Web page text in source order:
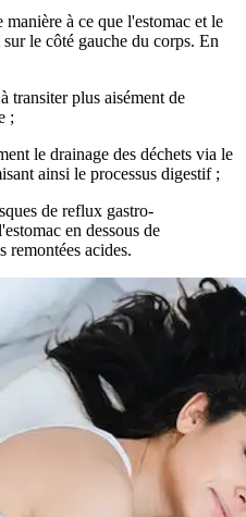
manière à ce que l'estomac et le
le côté gauche du corps. En
transiter plus aisément de
;
le drainage des déchets via le
ainsi le processus digestif ;
de reflux gastro-
en dessous de
acides.